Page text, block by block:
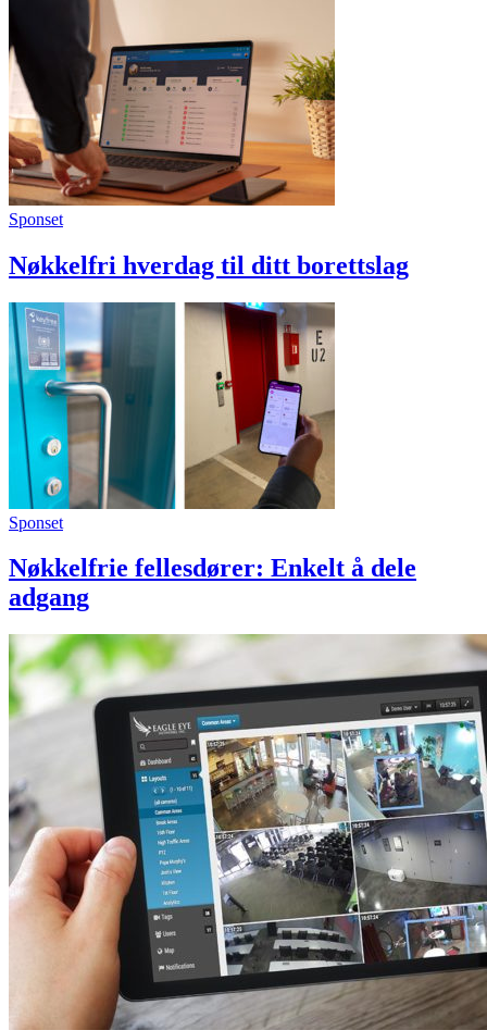
Sponset
Nøkkelfri hverdag til ditt borettslag
Sponset
Nøkkelfrie fellesdører: Enkelt å dele
adgang